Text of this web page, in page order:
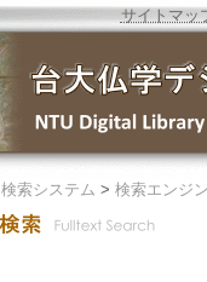
サイトマッ
検索システム > 検索エンジン